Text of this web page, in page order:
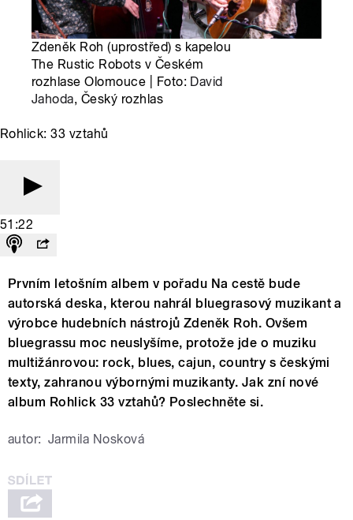
Zdeněk Roh (uprostřed) s kapelou
The Rustic Robots v Českém
rozhlase Olomouce | Foto: David
Jahoda, Český rozhlas
Rohlick: 33 vztahů
51:22
Prvním letošním albem v pořadu Na cestě bude
autorská deska, kterou nahrál bluegrasový muzikant a
výrobce hudebních nástrojů Zdeněk Roh. Ovšem
bluegrassu moc neuslyšíme, protože jde o muziku
multižánrovou: rock, blues, cajun, country s českými
texty, zahranou výbornými muzikanty. Jak zní nové
album Rohlick 33 vztahů? Poslechněte si.
autor: Jarmila Nosková